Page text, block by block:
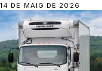
14 DE MAIG DE 2026